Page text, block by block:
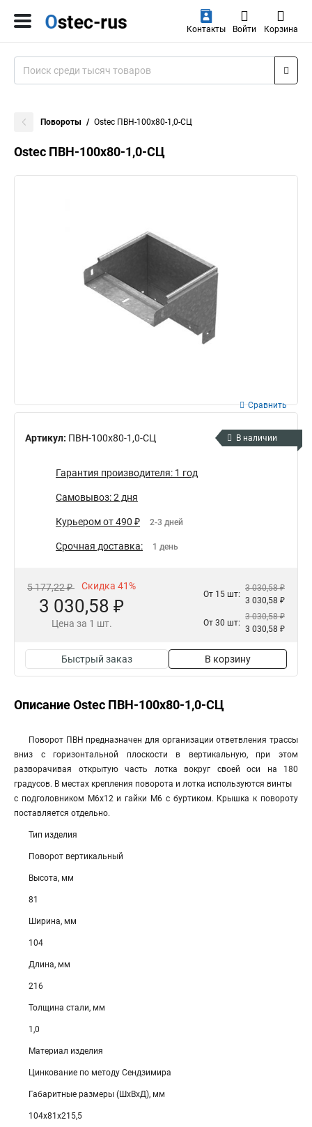
Контакты Войти Корзина
Повороты Ostec ПВН-100х80-1,0-СЦ
Ostec ПВН-100х80-1,0-СЦ
Артикул: ПВН-100х80-1,0-СЦ
Сравнить
В наличии
Гарантия производителя: 1 год
Самовывоз: 2 дня
Курьером от 490 ₽ 2-3 дней
Срочная доставка: 1 день
5 177,22 ₽ Скидка 41%
3 030,58 ₽
Цена за 1 шт.
От 15 шт:
3 030,58 ₽
3 030,58 ₽
От 30 шт:
3 030,58 ₽
3 030,58 ₽
Быстрый заказ В корзину
Описание Ostec ПВН-100х80-1,0-СЦ
Поворот ПВН предназначен для организации ответвления трассы
вниз с горизонтальной плоскости в вертикальную, при этом
разворачивая открытую часть лотка вокруг своей оси на 180
градусов. В местах крепления поворота и лотка используются винты
с подголовником М6х12 и гайки М6 с буртиком. Крышка к повороту
поставляется отдельно.
Тип изделия
Поворот вертикальный
Высота, мм
81
Ширина, мм
104
Длина, мм
216
Толщина стали, мм
1,0
Материал изделия
Цинкование по методу Сендзимира
Габаритные размеры (ШхВхД), мм
104х81х215,5